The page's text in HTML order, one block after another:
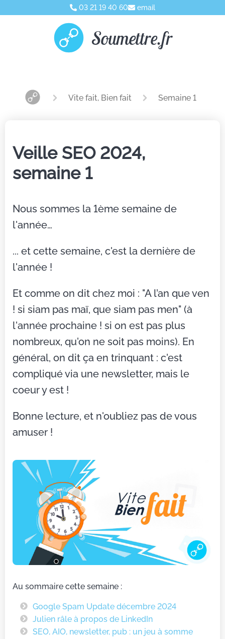
03 21 19 40 60 email
Soumettre.fr
Vite fait, Bien fait Semaine 1
Veille SEO 2024,
semaine 1
Nous sommes la 1ème semaine de
l'année…
... et cette semaine, c'est la dernière de
l'année !
Et comme on dit chez moi : "A l’an que ven
! si siam pas maï, que siam pas men" (à
l'année prochaine ! si on est pas plus
nombreux, qu'on ne soit pas moins). En
général, on dit ça en trinquant : c'est
compliqué via une newsletter, mais le
coeur y est !
Bonne lecture, et n'oubliez pas de vous
amuser !
Au sommaire cette semaine :
Google Spam Update décembre 2024
Julien râle à propos de LinkedIn
SEO, AIO, newsletter, pub : un jeu à somme